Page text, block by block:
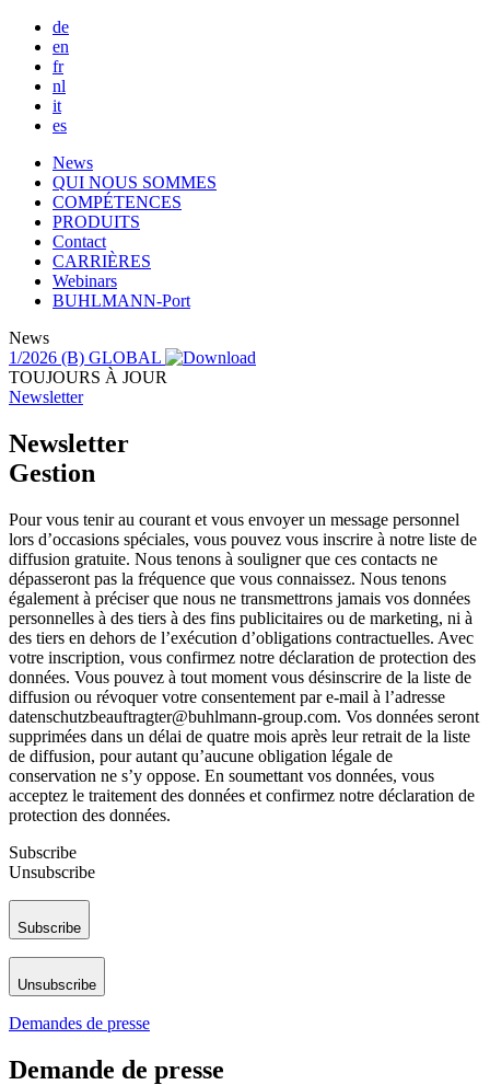
de
en
fr
nl
it
es
Main
navigation
News
QUI NOUS SOMMES
COMPÉTENCES
PRODUITS
Contact
CARRIÈRES
Webinars
BUHLMANN-Port
News
1/2026 (B) GLOBAL
TOUJOURS À JOUR
Newsletter
Newsletter
Gestion
Pour vous tenir au courant et vous envoyer un message personnel
lors d’occasions spéciales, vous pouvez vous inscrire à notre liste de
diffusion gratuite. Nous tenons à souligner que ces contacts ne
dépasseront pas la fréquence que vous connaissez. Nous tenons
également à préciser que nous ne transmettrons jamais vos données
personnelles à des tiers à des fins publicitaires ou de marketing, ni à
des tiers en dehors de l’exécution d’obligations contractuelles. Avec
votre inscription, vous confirmez notre déclaration de protection des
données. Vous pouvez à tout moment vous désinscrire de la liste de
diffusion ou révoquer votre consentement par e-mail à l’adresse
datenschutzbeauftragter@buhlmann-group.com. Vos données seront
supprimées dans un délai de quatre mois après leur retrait de la liste
de diffusion, pour autant qu’aucune obligation légale de
conservation ne s’y oppose. En soumettant vos données, vous
acceptez le traitement des données et confirmez notre déclaration de
protection des données.
Subscribe
Unsubscribe
Subscribe
Unsubscribe
Demandes de presse
Demande de presse